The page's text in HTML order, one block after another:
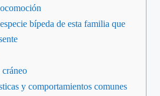
bípeda de esta familia que
y comportamientos comunes